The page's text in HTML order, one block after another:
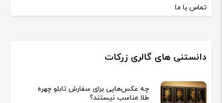
تماس با ما
دانستنی های گالری زرکات
چه عکس‌هایی برای سفارش تابلو چهره
طلا مناسب نیستند؟